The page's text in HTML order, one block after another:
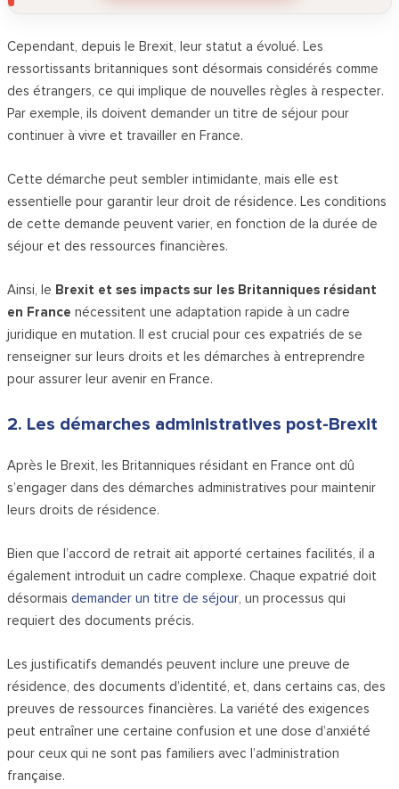
Cependant, depuis le Brexit, leur statut a évolué. Les
ressortissants britanniques sont désormais considérés comme
des étrangers, ce qui implique de nouvelles règles à respecter.
Par exemple, ils doivent demander un titre de séjour pour
continuer à vivre et travailler en France.
Cette démarche peut sembler intimidante, mais elle est
essentielle pour garantir leur droit de résidence. Les conditions
de cette demande peuvent varier, en fonction de la durée de
séjour et des ressources financières.
Ainsi, le Brexit et ses impacts sur les Britanniques résidant
en France nécessitent une adaptation rapide à un cadre
juridique en mutation. Il est crucial pour ces expatriés de se
renseigner sur leurs droits et les démarches à entreprendre
pour assurer leur avenir en France.
2. Les démarches administratives post-Brexit
Après le Brexit, les Britanniques résidant en France ont dû
s’engager dans des démarches administratives pour maintenir
leurs droits de résidence.
Bien que l’accord de retrait ait apporté certaines facilités, il a
également introduit un cadre complexe. Chaque expatrié doit
désormais demander un titre de séjour, un processus qui
requiert des documents précis.
Les justificatifs demandés peuvent inclure une preuve de
résidence, des documents d’identité, et, dans certains cas, des
preuves de ressources financières. La variété des exigences
peut entraîner une certaine confusion et une dose d’anxiété
pour ceux qui ne sont pas familiers avec l’administration
française.